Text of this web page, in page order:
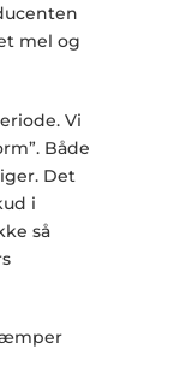
mel og
Vi
Både
Det
i
så